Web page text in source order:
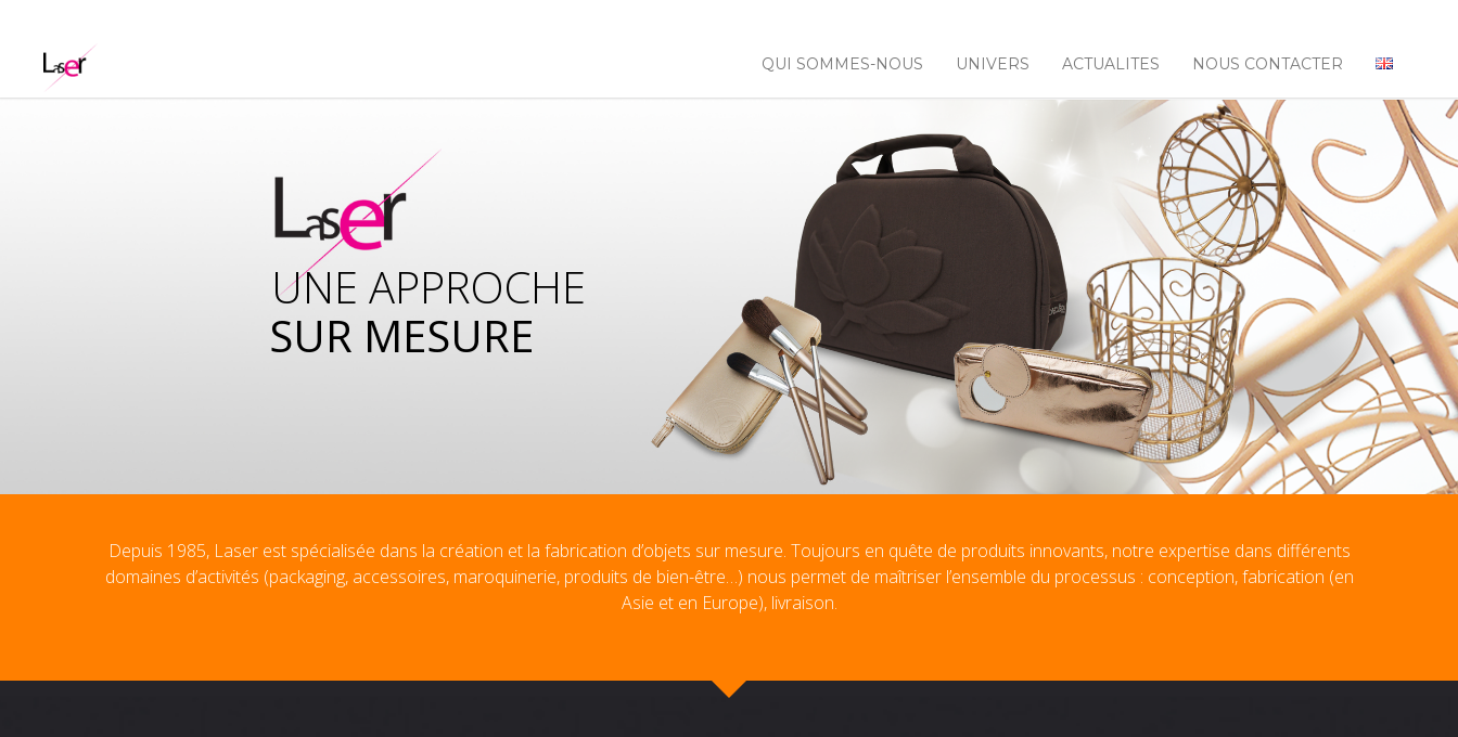
QUI SOMMES-NOUS UNIVERS ACTUALITES NOUS CONTACTER
SUR MESURE
UNE APPROCHE
Depuis 1985, Laser est spécialisée dans la création et la fabrication d’objets sur mesure. Toujours en quête de produits innovants, notre expertise dans différents
domaines d’activités (packaging, accessoires, maroquinerie, produits de bien-être…) nous permet de maîtriser l’ensemble du processus : conception, fabrication (en
Asie et en Europe), livraison.